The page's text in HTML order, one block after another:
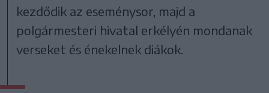
kezdődik az eseménysor, majd a
polgármesteri hivatal erkélyén mondanak
verseket és énekelnek diákok.